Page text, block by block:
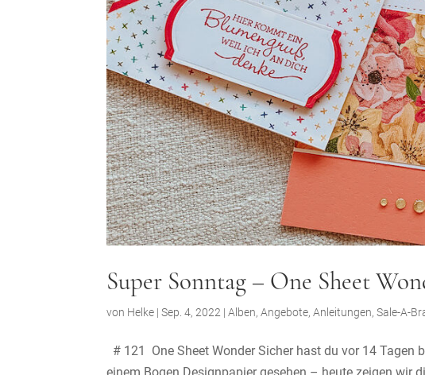
Super Sonntag – One Sheet
von Helke |Sep. 4, 2022 |Alben,Angebote,Anleitungen,Sale-A-
# 121 One Sheet Wonder Sicher hast du vor 14